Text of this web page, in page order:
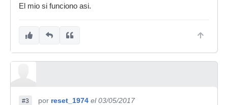
El mio si funciono asi.
#3 por reset_1974 el 03/05/2017